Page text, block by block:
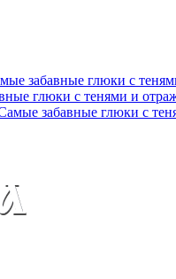
забавные глюки с
глюки с тенями и
забавные глюки с